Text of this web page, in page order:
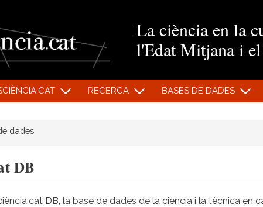
La ciència en la
l'Edat Mitjana i
RECERCA BASES DE DADES
dades
DB
DB, la base de dades de la ciència i la tècnica en